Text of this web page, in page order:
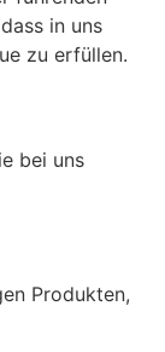
in uns
zu erfüllen.
bei uns
Produkten,